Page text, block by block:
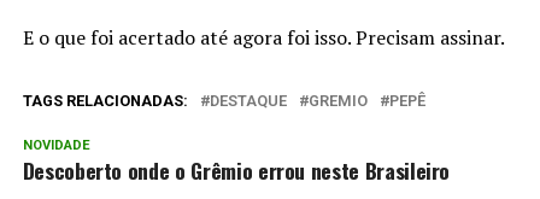
E o que foi acertado até agora foi isso. Precisam assinar.
TAGS RELACIONADAS: DESTAQUE GREMIO PEPÊ
NOVIDADE
Descoberto onde o Grêmio errou neste Brasileiro